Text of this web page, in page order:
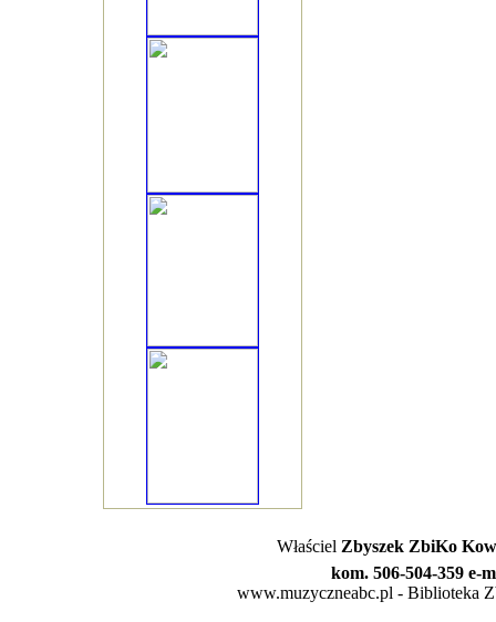
Właściel Zbyszek ZbiKo
kom. 506-504-359 e-
www.muzyczneabc.pl - Biblioteka